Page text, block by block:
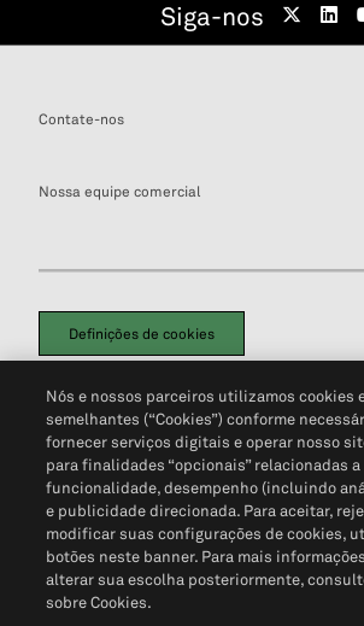
Siga-nos
Contate-nos
Nossa equipe comercial
Definições de cookies
Política de PrivacidadePortal de privacidade do
Não Venda Minhas Informações Pessoais© 2026
Nós e nossos parceiros utilizamos cookies
semelhantes (“Cookies”) conforme
fornecer serviços digitais e operar nosso
para finalidades “opcionais” relacionadas a
funcionalidade, desempenho (incluindo
e publicidade direcionada. Para aceitar,
modificar suas configurações de cookies,
botões neste banner. Para mais
alterar sua escolha posteriormente,
sobre Cookies.